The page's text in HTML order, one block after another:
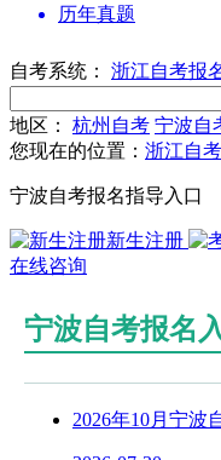
历年真题
自考系统： 浙江自考报
地区： 杭州自考 宁波自
您现在的位置： 浙江自
宁波自考报名指导入口
新生注册
在线咨询
宁波自考报名
2026年10月宁波